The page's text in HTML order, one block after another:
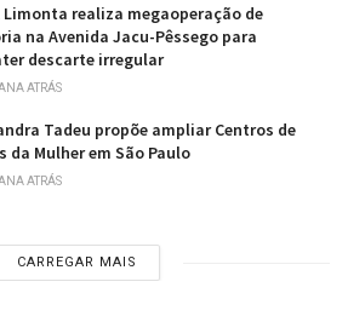
Limonta realiza megaoperação de
na Avenida Jacu-Pêssego para
descarte irregular
ATRÁS
Tadeu propõe ampliar Centros de
da Mulher em São Paulo
ATRÁS
CARREGAR MAIS